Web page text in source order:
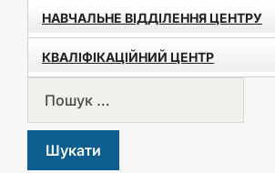
НАВЧАЛЬНЕ ВІДДІЛЕННЯ ЦЕНТРУ
КВАЛІФІКАЦІЙНИЙ ЦЕНТР